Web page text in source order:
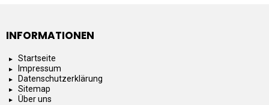
INFORMATIONEN
Startseite
Impressum
Datenschutzerklärung
Sitemap
Über uns